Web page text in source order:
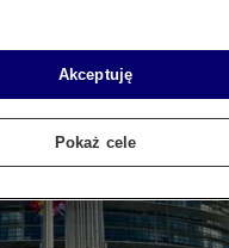
Akceptuję
Pokaż cele